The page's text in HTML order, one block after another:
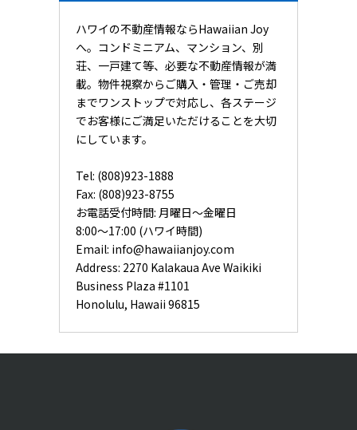
ハワイの不動産情報ならHawaiian Joy
へ。コンドミニアム、マンション、別
荘、一戸建て等、必要な不動産情報が満
載。物件視察からご購入・管理・ご売却
までワンストップで対応し、各ステージ
でお客様にご満足いただけることを大切
にしています。
Tel: (808)923-1888
Fax: (808)923-8755
お電話受付時間: 月曜日〜金曜日
8:00〜17:00 (ハワイ時間)
Email: info@hawaiianjoy.com
Address: 2270 Kalakaua Ave Waikiki
Business Plaza #1101
Honolulu, Hawaii 96815